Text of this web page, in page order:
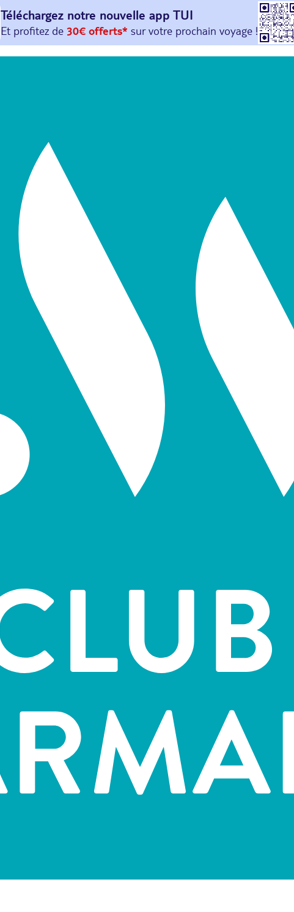
Téléchargez notre nouvelle app TUI
Et profitez de 30€ offerts*sur votreprochain
avec le code : HAPPYAPP